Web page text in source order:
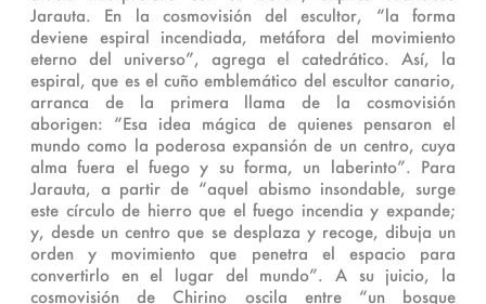
Jarauta. En la cosmovisión del escultor, “la forma
deviene espiral incendiada, metáfora del movimiento
eterno del universo”, agrega el catedrático. Así, la
espiral, que es el cuño emblemático del escultor canario,
arranca de la primera llama de la cosmovisión
aborigen: “Esa idea mágica de quienes pensaron el
mundo como la poderosa expansión de un centro, cuya
alma fuera el fuego y su forma, un laberinto”. Para
Jarauta, a partir de “aquel abismo insondable, surge
este círculo de hierro que el fuego incendia y expande;
y, desde un centro que se desplaza y recoge, dibuja un
orden y movimiento que penetra el espacio para
convertirlo en el lugar del mundo”. A su juicio, la
cosmovisión de Chirino oscila entre “un bosque